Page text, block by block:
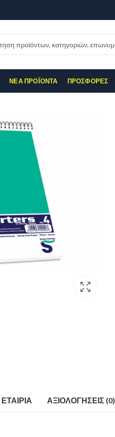
ΝΈΑ ΠΡΟΪΌΝΤΑ ΠΡΟΣΦΟΡΈΣ
ΕΤΑΙΡΊΑ ΑΞΙΟΛΟΓΉΣΕΙΣ (0)